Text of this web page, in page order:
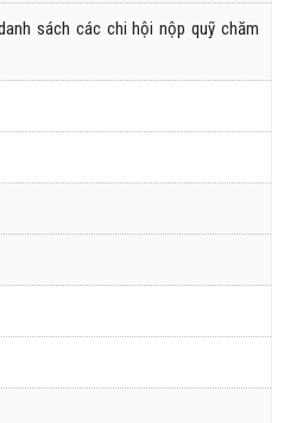
sách các chi hội nộp quỹ chăm